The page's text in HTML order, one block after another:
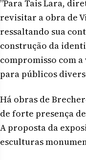
”Para Tais Lara,
revisitar a obra de
ressaltando sua
construção da
compromisso com
para públicos
Há obras de
de forte presença
A proposta da
esculturas